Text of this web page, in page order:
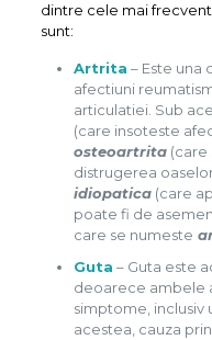
dintre cele mai
sunt:
Artrita – Este una
afectiuni
articulatiei. Sub
(care insoteste
osteoartrita (care
distrugerea
idiopatica(care
poate fi de
care se numeste
Guta – Guta este
deoarece ambele
simptome, inclusiv
acestea, cauza